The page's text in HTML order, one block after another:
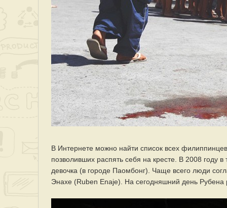
В Интернете можно найти список всех
позволивших распять себя на кресте. В 2008 году
девочка (в городе Паомбонг). Чаще всего люди
Энахе (Ruben Enaje). На сегодняшний день Рубена